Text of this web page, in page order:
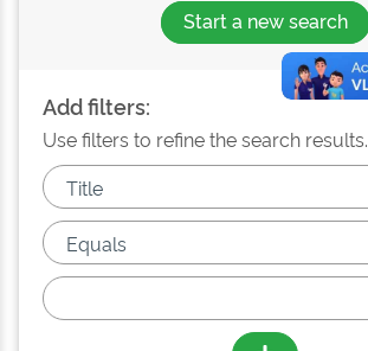
Start a new search
Add filters:
Use filters to refine the search results.